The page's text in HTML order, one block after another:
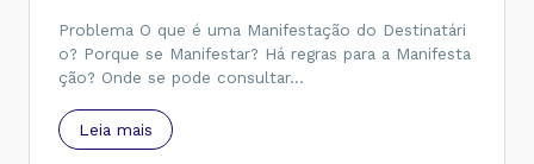
Problema O que é uma Manifestação do Destinatári
o? Porque se Manifestar? Há regras para a Manifesta
ção? Onde se pode consultar…
Leia mais